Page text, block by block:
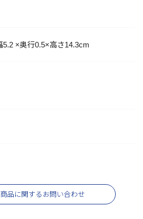
×奥行0.5×高さ14.3cm
品に関するお問い合わせ